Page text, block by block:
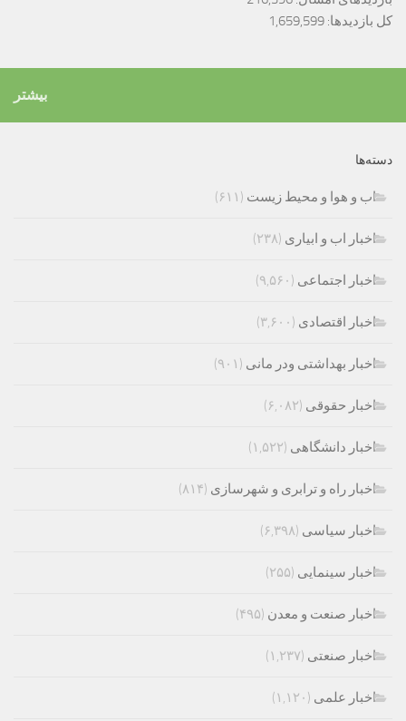
کل بازدیدها: 1,659,599
بیشتر
دسته‌ها
اب و هوا و محیط زیست (۶۱۱)
اخبار اب و ابیاری (۲۳۸)
اخبار اجتماعی (۹,۵۶۰)
اخبار اقتصادی (۳,۶۰۰)
اخبار بهداشتی ودر مانی (۹۰۱)
اخبار حقوقی (۶,۰۸۲)
اخبار دانشگاهی (۱,۵۲۲)
اخبار راه و ترابری و شهرسازی (۸۱۴)
اخبار سیاسی (۶,۳۹۸)
اخبار سینمایی (۲۵۵)
اخبار صنعت و معدن (۴۹۵)
اخبار صنعتی (۱,۲۳۷)
اخبار علمی (۱,۱۲۰)